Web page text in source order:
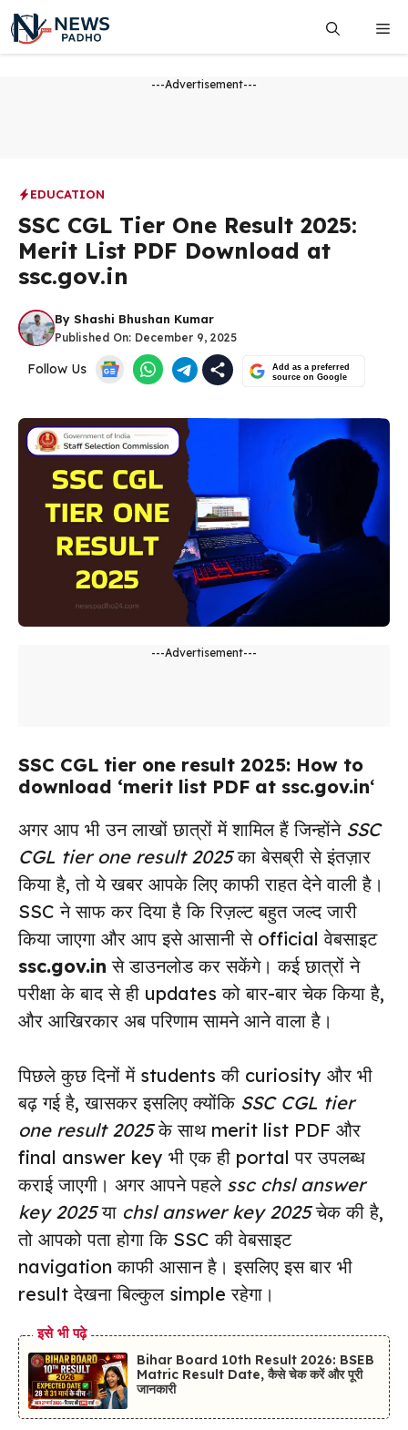
Skip
to
content
---Advertisement---
EDUCATION
SSC CGL Tier One Result 2025:
Merit List PDF Download at
ssc.gov.in
By Shashi Bhushan Kumar
Published On: December 9, 2025
Follow Us
Add as a preferred
source on Google
---Advertisement---
SSC CGL tier one result 2025: How to
download ‘merit list PDF at ssc.gov.in‘
अगर आप भी उन लाखों छात्रों में शामिल हैं जिन्होंने SSC
CGL tier one result 2025का बेसब्री से इंतज़ार
किया है, तो ये खबर आपके लिए काफी राहत देने वाली है।
SSC ने साफ कर दिया है कि रिज़ल्ट बहुत जल्द जारी
किया जाएगा और आप इसे आसानी से official वेबसाइट
ssc.gov.in से डाउनलोड कर सकेंगे। कई छात्रों ने
परीक्षा के बाद से ही updates को बार-बार चेक किया है,
और आखिरकार अब परिणाम सामने आने वाला है।
पिछले कुछ दिनों में students की curiosity और भी
बढ़ गई है, खासकर इसलिए क्योंकि SSC CGL tier
one result 2025के साथ merit list PDF और
final answer key भी एक ही portal पर उपलब्ध
कराई जाएगी। अगर आपने पहले ssc chsl answer
key 2025या chsl answer key 2025चेक की है,
तो आपको पता होगा कि SSC की वेबसाइट
navigation काफी आसान है। इसलिए इस बार भी
result देखना बिल्कुल simple रहेगा।
इसे भी पढ़े
Bihar Board 10th Result 2026: BSEB
Matric Result Date, कैसे चेक करें और पूरी
जानकारी